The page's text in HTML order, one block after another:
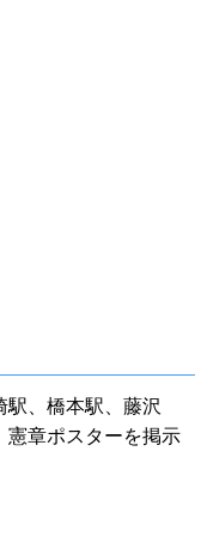
駅、橋本駅、藤沢
憲章ポスターを掲示